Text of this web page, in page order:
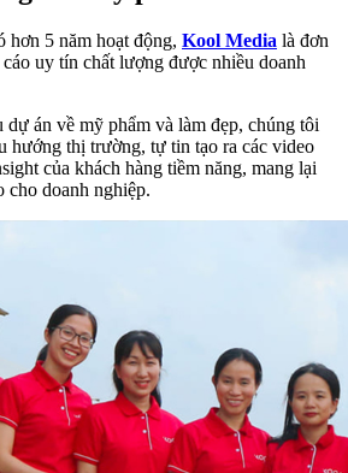
hơn 5 năm hoạt động, Kool Media là đơn
uy tín chất lượng được nhiều doanh
án về mỹ phẩm và làm đẹp, chúng tôi
hướng thị trường, tự tin tạo ra các video
của khách hàng tiềm năng, mang lại
cho doanh nghiệp.